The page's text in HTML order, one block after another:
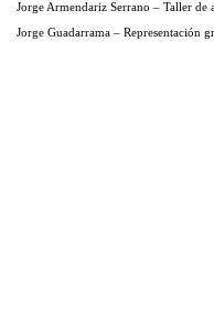
Jorge Armendariz Serrano – Taller de
Jorge Guadarrama – Representación